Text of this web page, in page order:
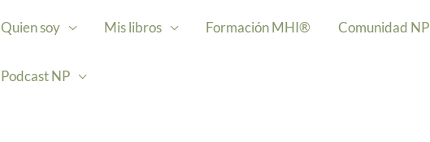
Quien soy Mis libros Formación MHI® Comunidad NP
Podcast NP